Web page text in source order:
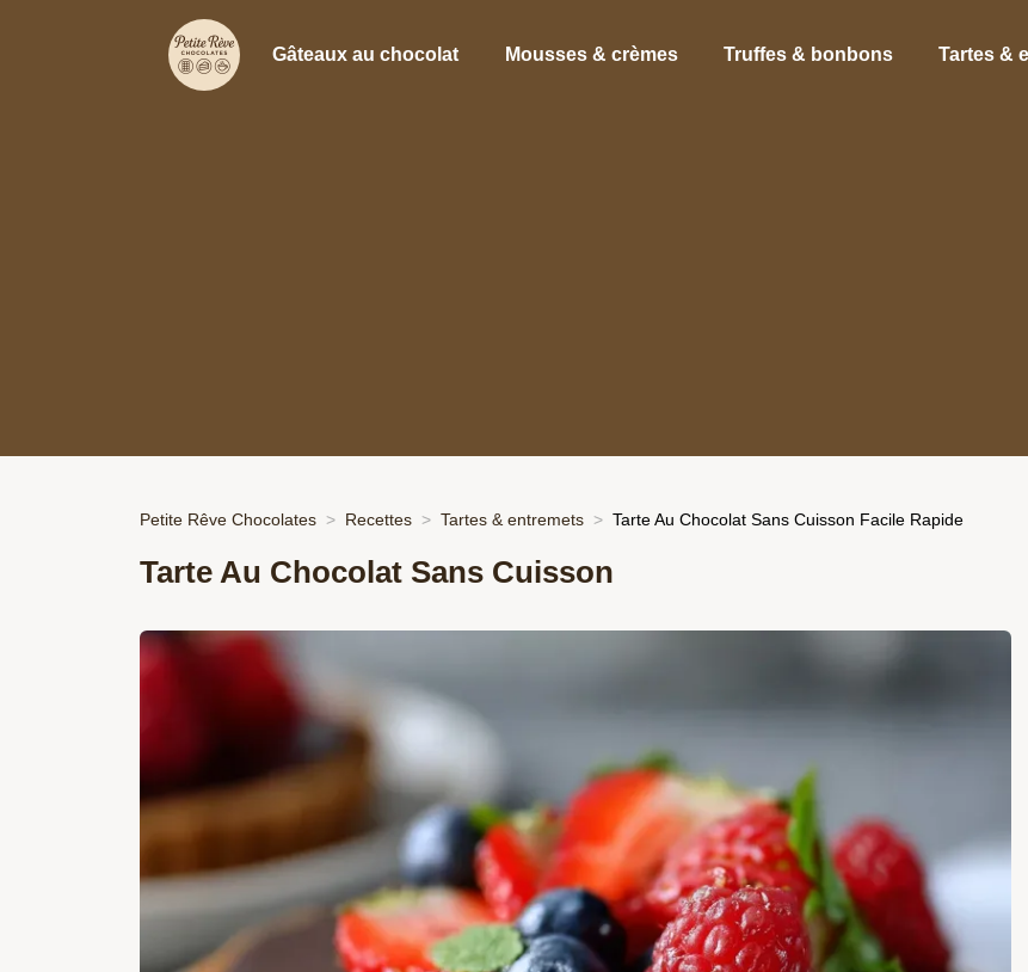
Gâteaux au chocolat Mousses & crèmes Truffes & bonbons Tartes &
Petite Rêve Chocolates Recettes Tartes & entremets Tarte Au Chocolat Sans Cuisson Facile Rapide
Tarte Au Chocolat Sans Cuisson